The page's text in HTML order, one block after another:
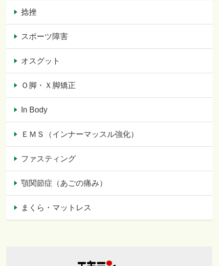
捻挫
スポーツ障害
オスグット
Ｏ脚・Ｘ脚矯正
In Body
ＥＭＳ（インナーマッスル強化）
ファスティング
顎関節症（あごの痛み）
まくら・マットレス